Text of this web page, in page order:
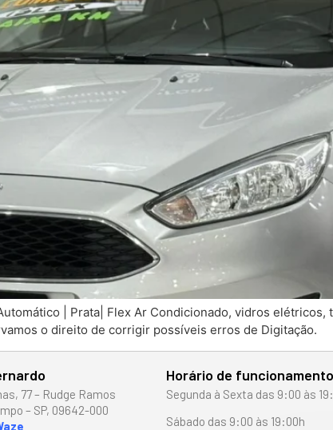
| Prata| Flex Ar Condicionado, vidros
o direito de corrigir possíveis erros de Digitação.
77 – Rudge Ramos
– SP, 09642-000
Horário de funcionamento
Segunda à Sexta das 9:00 às
Sábado das 9:00 às 19:00h